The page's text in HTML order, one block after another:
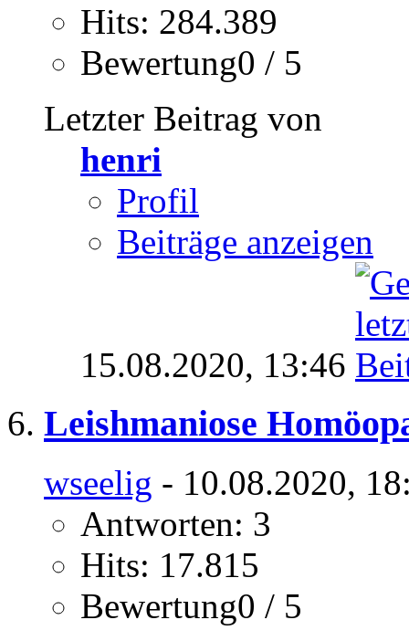
Hits: 284.389
Bewertung0 / 5
Letzter Beitrag von
henri
Profil
Beiträge anzeigen
15.08.2020, 13:46
Leishmaniose
wseelig - 10.08.2020,
Antworten: 3
Hits: 17.815
Bewertung0 / 5